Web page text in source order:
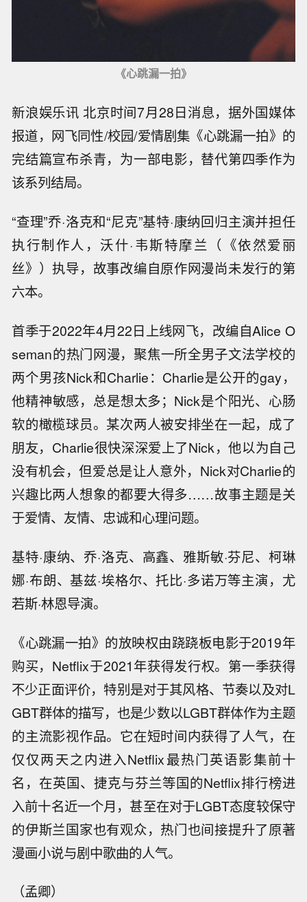
《心跳漏一拍》
新浪娱乐讯 北京时间7月28日消息，据外国媒体
报道，网飞同性/校园/爱情剧集《心跳漏一拍》的
完结篇宣布杀青，为一部电影，替代第四季作为
该系列结局。
“查理”乔·洛克和“尼克”基特·康纳回归主演并担任
执行制作人，沃什·韦斯特摩兰（《依然爱丽
丝》）执导，故事改编自原作网漫尚未发行的第
六本。
首季于2022年4月22日上线网飞，改编自Alice O
seman的热门网漫，聚焦一所全男子文法学校的
两个男孩Nick和Charlie：Charlie是公开的gay，
他精神敏感，总是想太多；Nick是个阳光、心肠
软的橄榄球员。某次两人被安排坐在一起，成了
朋友，Charlie很快深深爱上了Nick，他以为自己
没有机会，但爱总是让人意外，Nick对Charlie的
兴趣比两人想象的都要大得多……故事主题是关
于爱情、友情、忠诚和心理问题。
基特·康纳、乔·洛克、高鑫、雅斯敏·芬尼、柯琳
娜·布朗、基兹·埃格尔、托比·多诺万等主演，尤
若斯·林恩导演。
《心跳漏一拍》的放映权由跷跷板电影于2019年
购买，Netflix于2021年获得发行权。第一季获得
不少正面评价，特别是对于其风格、节奏以及对L
GBT群体的描写，也是少数以LGBT群体作为主题
的主流影视作品。它在短时间内获得了人气，在
仅仅两天之内进入Netflix最热门英语影集前十
名，在英国、捷克与芬兰等国的Netflix排行榜进
入前十名近一个月，甚至在对于LGBT态度较保守
的伊斯兰国家也有观众，热门也间接提升了原著
漫画小说与剧中歌曲的人气。
（孟卿）